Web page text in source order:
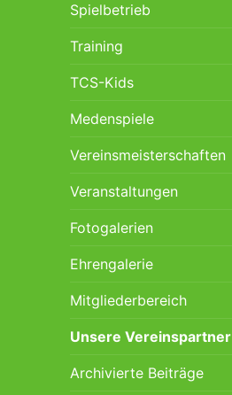
Spielbetrieb
Training
TCS-Kids
Medenspiele
Vereinsmeisterschaften
Veranstaltungen
Fotogalerien
Ehrengalerie
Mitgliederbereich
Unsere Vereinspartner
Archivierte Beiträge